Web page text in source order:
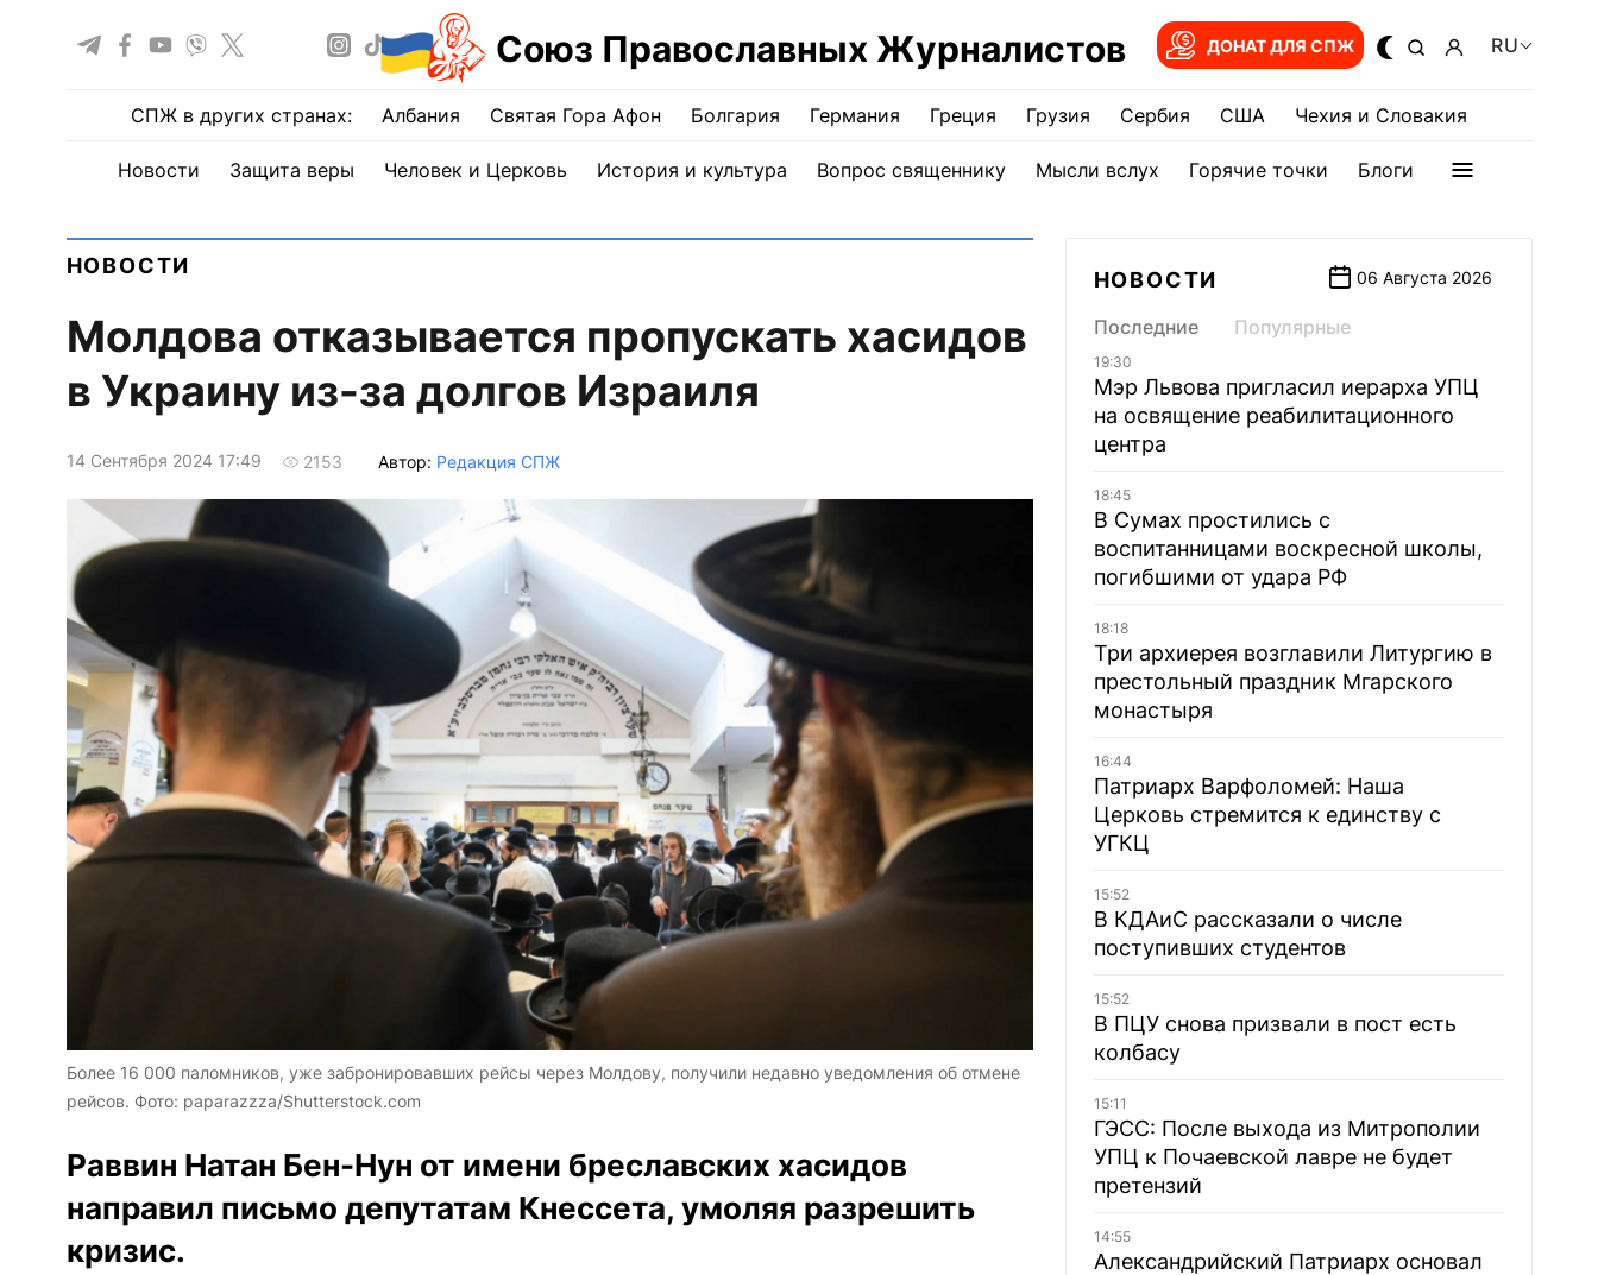
Союз Православных Журналистов ДОНАТ ДЛЯ СПЖ RU
СПЖ в других странах: Албания Святая Гора Афон Болгария Германия Греция Грузия Сербия США Чехия и Словакия
Новости Защита веры Человек и Церковь История и культура Вопрос священнику Мысли вслух Горячие точки Блоги
НОВОСТИ
Молдова отказывается пропускать хасидов
в Украину из-за долгов Израиля
14 Сентября 2024 17:49 2153 Автор: Редакция СПЖ
Более 16 000 паломников, уже забронировавших рейсы через Молдову, получили недавно уведомления об отмене
рейсов. Фото: paparazzza/Shutterstock.com
Раввин Натан Бен-Нун от имени бреславских хасидов
направил письмо депутатам Кнессета, умоляя разрешить
кризис.
НОВОСТИ 06 Августа 2026
Последние Популярные
19:30
Мэр Львова пригласил иерарха УПЦ
на освящение реабилитационного
центра
18:45
В Сумах простились с
воспитанницами воскресной школы,
погибшими от удара РФ
18:18
Три архиерея возглавили Литургию в
престольный праздник Мгарского
монастыря
16:44
Патриарх Варфоломей: Наша
Церковь стремится к единству с
УГКЦ
15:52
В КДАиС рассказали о числе
поступивших студентов
15:52
В ПЦУ снова призвали в пост есть
колбасу
15:11
ГЭСС: После выхода из Митрополии
УПЦ к Почаевской лавре не будет
претензий
14:55
Александрийский Патриарх основал